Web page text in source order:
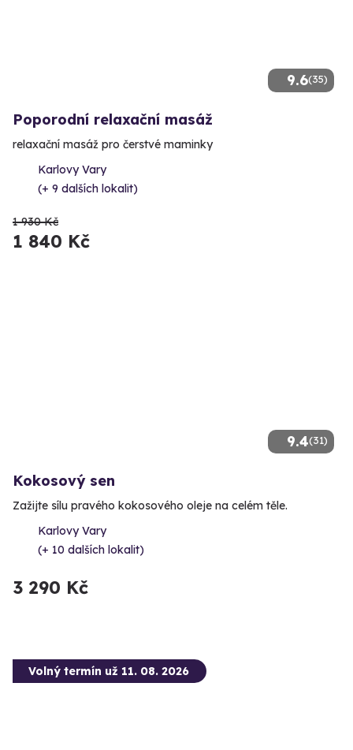
9.6(35)
Poporodní relaxační masáž
relaxační masáž pro čerstvé maminky
Karlovy Vary
(+ 9 dalších lokalit)
1 930 Kč
1 840 Kč
9.4(31)
Kokosový sen
Zažijte sílu pravého kokosového oleje na celém těle.
Karlovy Vary
(+ 10 dalších lokalit)
3 290 Kč
Volný termín už 11. 08. 2026